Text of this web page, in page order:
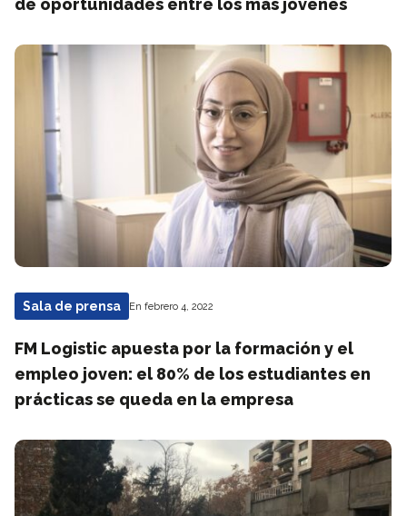
de oportunidades entre los más jóvenes
Sala de prensa En febrero 4, 2022
FM Logistic apuesta por la formación y el
empleo joven: el 80% de los estudiantes en
prácticas se queda en la empresa